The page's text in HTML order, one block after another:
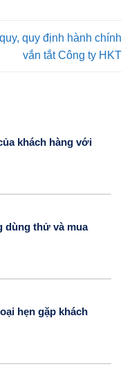
quy định hành chính
vắn tắt Công ty HKT
khách hàng với
dùng thử và mua
hẹn gặp khách